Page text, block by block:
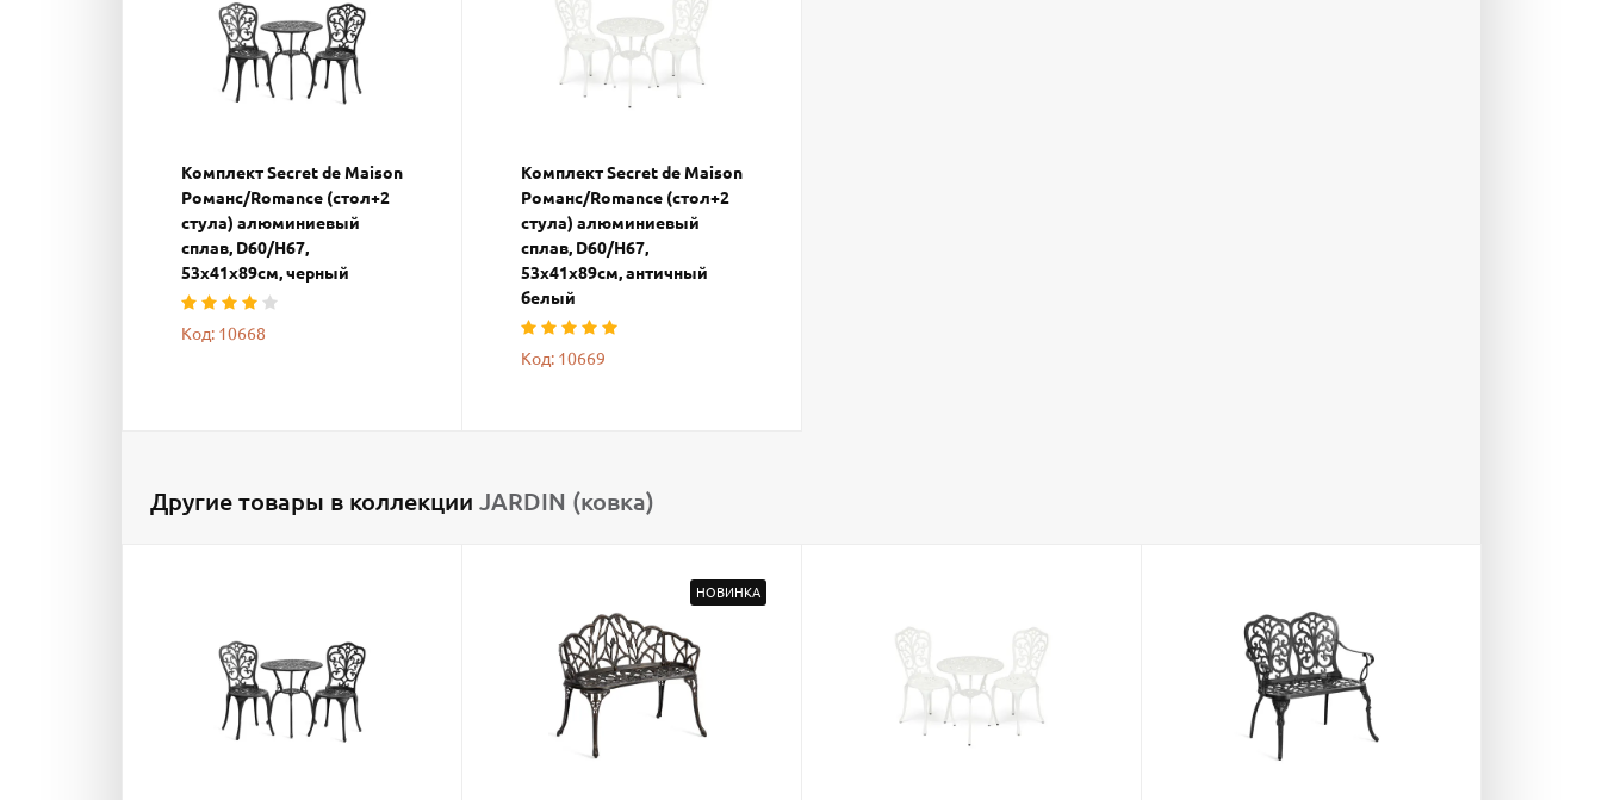
Комплект Secret de Maison
Романс/Romance (стол+2
стула) алюминиевый
сплав, D60/H67,
53х41х89см, черный
Код: 10668
Комплект Secret de Maison
Романс/Romance (стол+2
стула) алюминиевый
сплав, D60/H67,
53х41х89см, античный
белый
Код: 10669
Другие товары в коллекции JARDIN (ковка)
НОВИНКА